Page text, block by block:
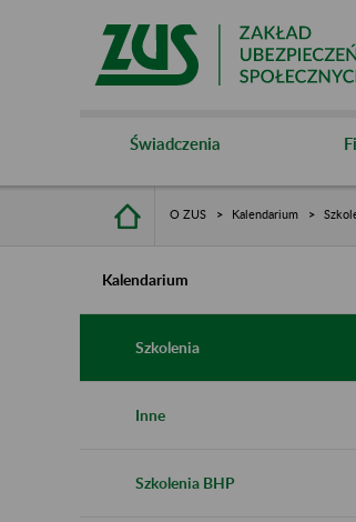
Świadczenia
O ZUS Kalendarium
Kalendarium
Szkolenia
Inne
Szkolenia BHP